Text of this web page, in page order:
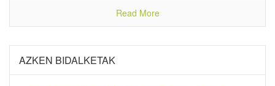
Read More
AZKEN BIDALKETAK